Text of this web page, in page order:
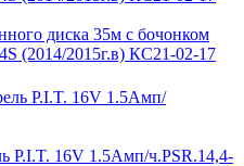
диска 35м с бочонком
(2014/2015г.в) КС21-02-17
P.I.T. 16V 1.5Амп/ч.PSR.14,4-